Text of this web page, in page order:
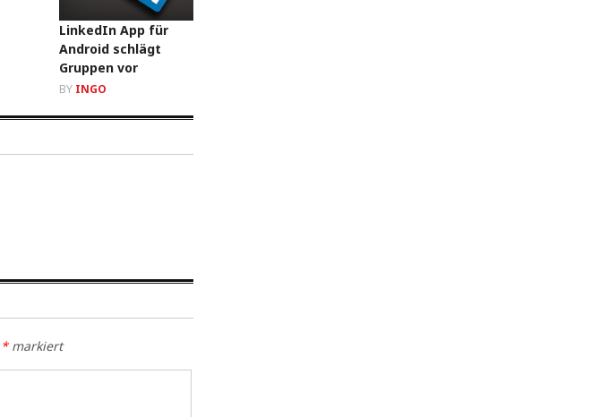
LinkedIn App für
Android schlägt
Gruppen vor
BY INGO
*markiert